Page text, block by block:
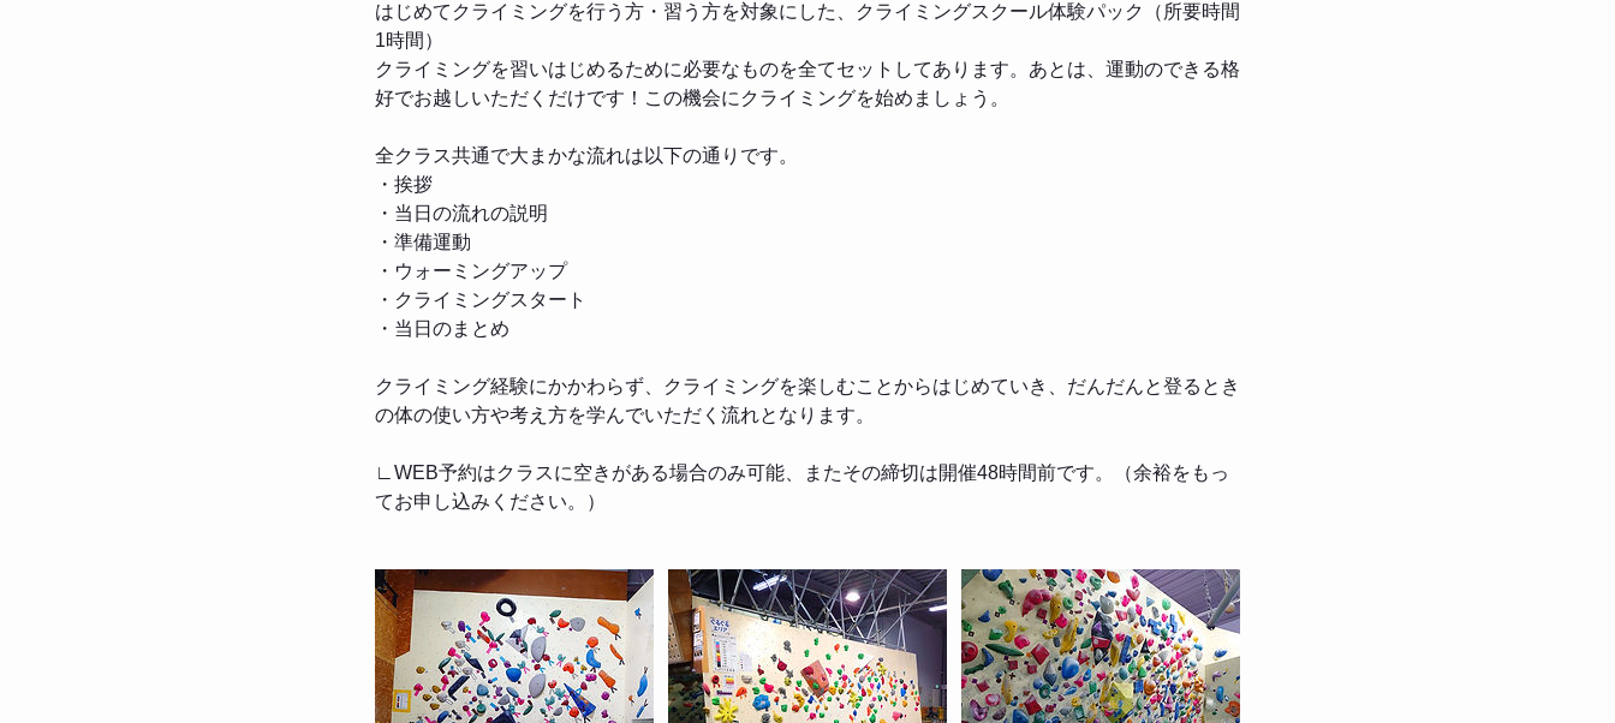
はじめてクライミングを行う方・習う方を対象にした、クライミングスクール体験パック（所要時間
1時間）
クライミングを習いはじめるために必要なものを全てセットしてあります。あとは、運動のできる格
好でお越しいただくだけです！この機会にクライミングを始めましょう。
全クラス共通で大まかな流れは以下の通りです。
・挨拶
・当日の流れの説明
・準備運動
・ウォーミングアップ
・クライミングスタート
・当日のまとめ
クライミング経験にかかわらず、クライミングを楽しむことからはじめていき、だんだんと登るとき
の体の使い方や考え方を学んでいただく流れとなります。
∟WEB予約はクラスに空きがある場合のみ可能、またその締切は開催48時間前です。（余裕をもっ
てお申し込みください。）